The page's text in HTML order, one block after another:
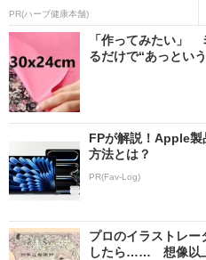
PR(ハーブ健康本舗)
「作ってみたい」
るだけで“あっとい
FPが解説！Apple製
方法とは？
PR(Fav-Log)
プロのイラストレー
したら…… 想像以